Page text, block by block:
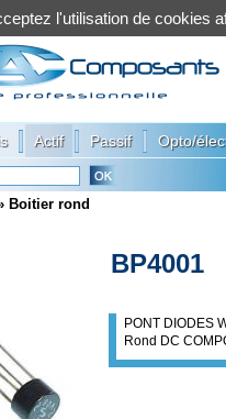
Actif Passif Opto/
Boitier rond
BP4001
PONT DIODES
Rond DC
l'utilisation de